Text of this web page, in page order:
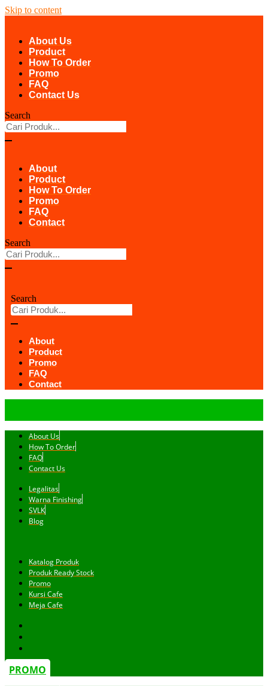
Skip to content
About Us
Product
How To Order
Promo
FAQ
Contact Us
Search
About
Product
How To Order
Promo
FAQ
Contact
Search
Search
About
Product
Promo
FAQ
Contact
About Us
How To Order
FAQ
Contact Us
Legalitas
Warna Finishing
SVLK
Blog
Katalog Produk
Produk Ready Stock
Promo
Kursi Cafe
Meja Cafe
PROMO